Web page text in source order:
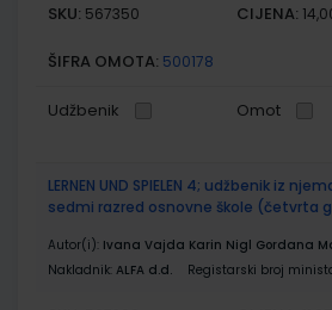
SKU: 567350 CIJENA:
ŠIFRA OMOTA: 500178
Udžbenik Omot
LERNEN UND SPIELEN 4; udžbenik iz
sedmi razred osnovne škole (četvrta
Autor(i): Ivana Vajda Karin Nigl Gordana
Nakladnik: ALFA d.d. Registarski broj